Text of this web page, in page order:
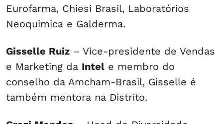
Eurofarma, Chiesi Brasil, Laboratórios
Neoquimica e Galderma.
Gisselle Ruiz – Vice-presidente de Vendas
e Marketing da Intel e membro do
conselho da Amcham-Brasil, Gisselle é
também mentora na Distrito.